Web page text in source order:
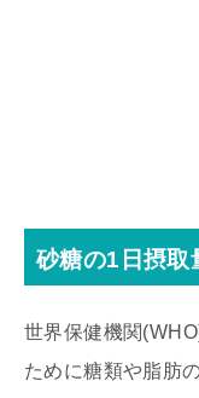
砂糖の1日摂取
世界保健機関
ために糖類や脂肪